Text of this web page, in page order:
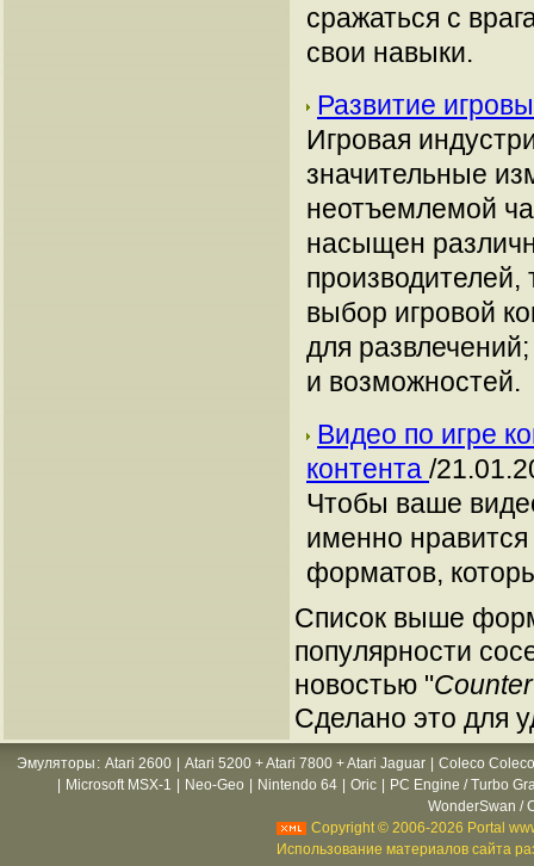
сражаться с
свои навыки.
Развитие
Игровая
значительные
неотъемлемой
насыщен
производителей,
выбор игровой
для
и возможностей.
Видео по игре
контента /
Чтобы ваше
именно
форматов,
Список выше
популярности
новостью "
Сделано это для
Эмуляторы : Atari 2600 Atari 5200 + Atari 7800 + Atari Jaguar
Coleco
Microsoft MSX-1 Neo-Geo Nintendo 64 Oric
PC Engine / Turbo
WonderSwan /
Copyright © 2006-2026 Portal
Использование материалов сайта